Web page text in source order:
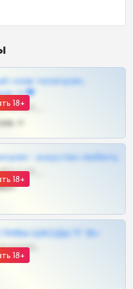
18+
слив телеграм,
тг❤
тг
18+
- искуство любить
18+
ШКОДЫ ТГ 18+